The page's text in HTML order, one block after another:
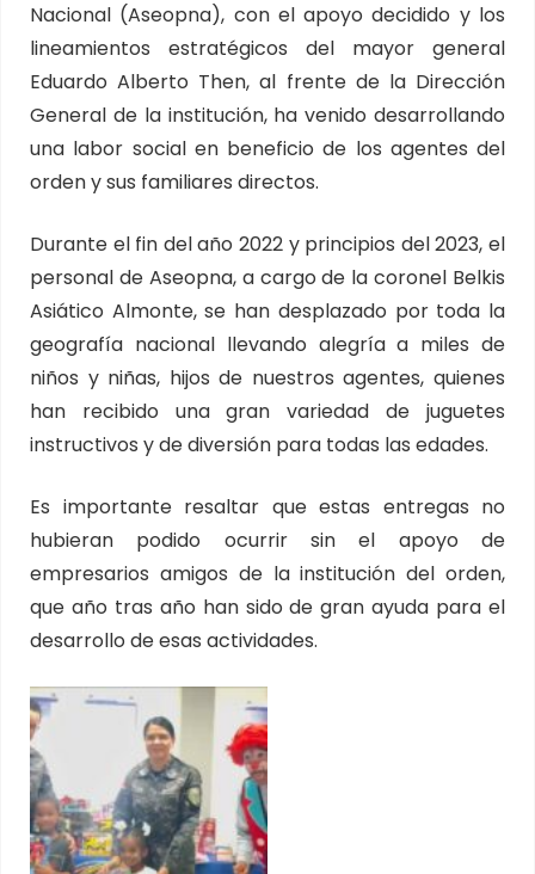
Nacional (Aseopna), con el apoyo decidido y los
lineamientos estratégicos del mayor general
Eduardo Alberto Then, al frente de la Dirección
General de la institución, ha venido desarrollando
una labor social en beneficio de los agentes del
orden y sus familiares directos.
Durante el fin del año 2022 y principios del 2023, el
personal de Aseopna, a cargo de la coronel Belkis
Asiático Almonte, se han desplazado por toda la
geografía nacional llevando alegría a miles de
niños y niñas, hijos de nuestros agentes, quienes
han recibido una gran variedad de juguetes
instructivos y de diversión para todas las edades.
Es importante resaltar que estas entregas no
hubieran podido ocurrir sin el apoyo de
empresarios amigos de la institución del orden,
que año tras año han sido de gran ayuda para el
desarrollo de esas actividades.